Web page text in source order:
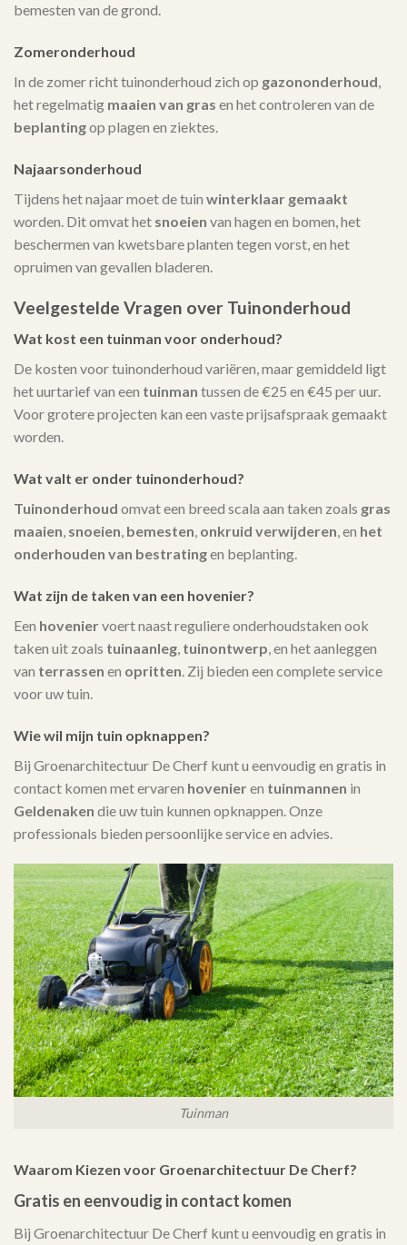
bemesten van de grond.
Zomeronderhoud
In de zomer richt tuinonderhoud zich op gazononderhoud,
het regelmatig maaien van gras en het controleren van de
beplantingop plagen en ziektes.
Najaarsonderhoud
Tijdens het najaar moet de tuin winterklaar gemaakt
worden. Dit omvat het snoeien van hagen en bomen, het
beschermen van kwetsbare planten tegen vorst, en het
opruimen van gevallen bladeren.
Veelgestelde Vragen over Tuinonderhoud
Wat kost een tuinman voor onderhoud?
De kosten voor tuinonderhoud variëren, maar gemiddeld ligt
het uurtarief van een tuinman tussen de €25 en €45 per uur.
Voor grotere projecten kan een vaste prijsafspraak gemaakt
worden.
Wat valt er onder tuinonderhoud?
Tuinonderhoud omvat een breed scala aan taken zoals gras
maaien, snoeien, bemesten, onkruid verwijderen, en het
onderhouden van bestratingen beplanting.
Wat zijn de taken van een hovenier?
Een hoveniervoert naast reguliere onderhoudstaken ook
taken uit zoals tuinaanleg, tuinontwerp, en het aanleggen
van terrassen en opritten. Zij bieden een complete service
voor uw tuin.
Wie wil mijn tuin opknappen?
Bij Groenarchitectuur De Cherf kunt u eenvoudig en gratis in
contact komen met ervaren hovenieren tuinmannen in
Geldenaken die uw tuin kunnen opknappen. Onze
professionals bieden persoonlijke service en advies.
Tuinman
Waarom Kiezen voor Groenarchitectuur De Cherf?
Gratis en eenvoudig in contact komen
Bij Groenarchitectuur De Cherf kunt u eenvoudig en gratis in